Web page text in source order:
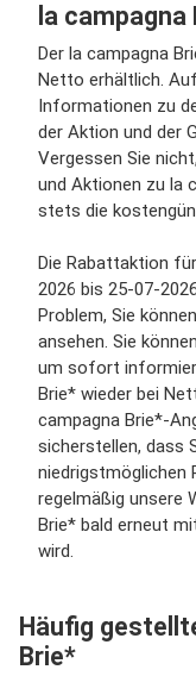
la
Der la campagna
Netto erhältlich.
Informationen zu
der Aktion und der
Vergessen Sie
und Aktionen zu la
stets die
Die Rabattaktion
2026 bis 25-07-
Problem, Sie
ansehen. Sie
um sofort
Brie* wieder bei
campagna Brie*-
sicherstellen, dass
niedrigstmöglichen
regelmäßig unsere
Brie* bald erneut
wird.
Häufig
Brie*